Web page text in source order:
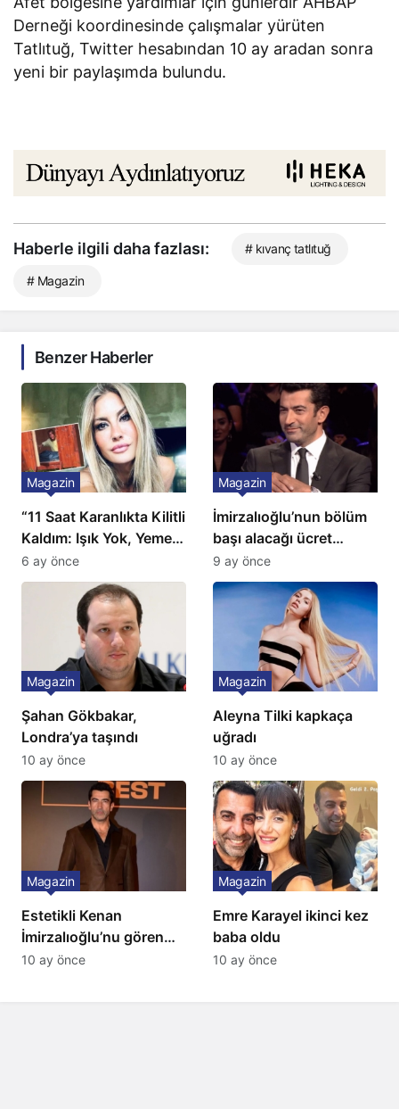
Derneği koordinesinde çalışmalar yürüten
Tatlıtuğ, Twitter hesabından 10 ay aradan sonra
yeni bir paylaşımda bulundu.
Haberle ilgili daha fazlası: # kıvanç tatlıtuğ
# Magazin
Benzer Haberler
“11 Saat Karanlıkta Kilitli
Kaldım: Işık Yok, Yemek
Yok, Tuvalet Yok!”
Çağla Şikel’den Şok
Magazin
6 ay önce
İmirzalıoğlu’nun bölüm
başı alacağı ücret
Türkiye’de bir ilk:
Gözünü 2 ilçeye dikti!
Magazin
9 ay önce
Şahan Gökbakar,
Londra’ya taşındı
Magazin
10 ay önce
Aleyna Tilki kapkaça
uğradı
Magazin
10 ay önce
Estetikli Kenan
İmirzalıoğlu’nu gören
tanıyamıyor: Son hali
Magazin
10 ay önce
Emre Karayel ikinci kez
baba oldu
Magazin
10 ay önce